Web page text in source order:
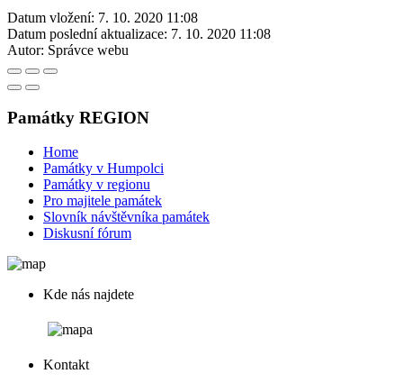
Datum vložení: 7. 10. 2020 11:08
Datum poslední aktualizace: 7. 10. 2020 11:08
Autor: Správce webu
Památky REGION
Home
Památky v Humpolci
Památky v regionu
Pro majitele památek
Slovník návštěvníka památek
Diskusní fórum
Kde nás najdete
Kontakt